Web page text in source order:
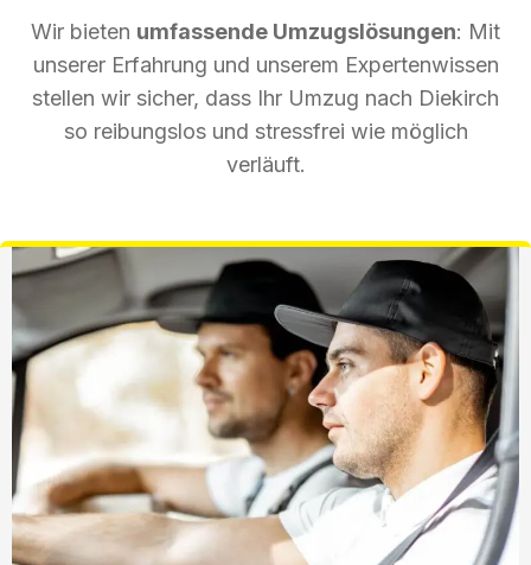
Wir bieten umfassende Umzugslösungen: Mit
unserer Erfahrung und unserem Expertenwissen
stellen wir sicher, dass Ihr Umzug nach Diekirch
so reibungslos und stressfrei wie möglich
verläuft.